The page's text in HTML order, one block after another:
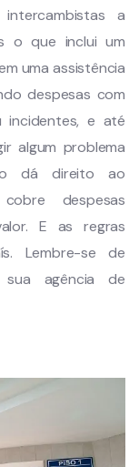
a
o que inclui um
uma assistência
despesas com
incidentes, e até
algum problema
dá direito ao
despesas
E as regras
Lembre-se de
agência de